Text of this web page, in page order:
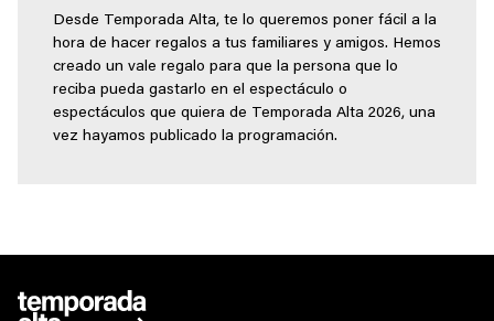
Desde Temporada Alta, te lo queremos poner fácil a la
hora de hacer regalos a tus familiares y amigos. Hemos
creado un vale regalo para que la persona que lo
reciba pueda gastarlo en el espectáculo o
espectáculos que quiera de Temporada Alta 2026, una
vez hayamos publicado la programación.